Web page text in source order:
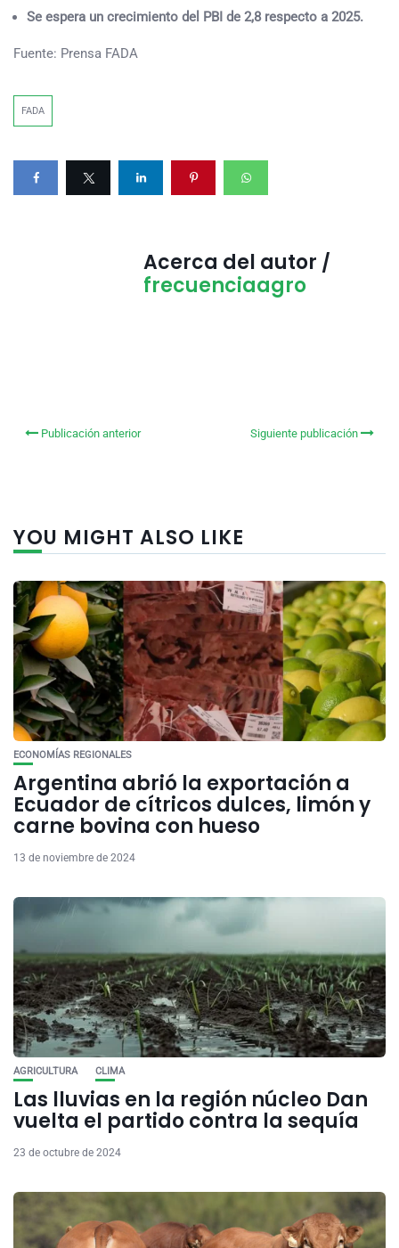
Se espera un crecimiento del PBI de 2,8 respecto a 2025.
Fuente: Prensa FADA
FADA
Acerca del autor /
frecuenciaagro
Publicación anterior Siguiente publicación
YOU MIGHT ALSO LIKE
ECONOMÍAS REGIONALES
Argentina abrió la exportación a
Ecuador de cítricos dulces, limón y
carne bovina con hueso
13 de noviembre de 2024
AGRICULTURA CLIMA
Las lluvias en la región núcleo Dan
vuelta el partido contra la sequía
23 de octubre de 2024